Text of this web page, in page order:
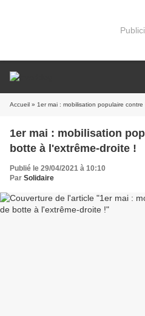
Accueil » 1er mai : mobilisation populaire
1er mai : mobilisation
botte à l'extrême-droite !
Publié le 29/04/2021 à 10:10
Par Solidaire